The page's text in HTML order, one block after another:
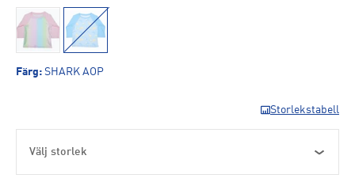
Färg: SHARK AOP
Storlekstabell
Välj storlek